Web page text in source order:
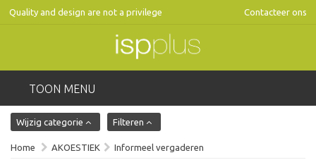
Quality and design are not a privilege Contacteer ons
TOON MENU
Wijzig categorie Filteren
Home AKOESTIEK Informeel vergaderen